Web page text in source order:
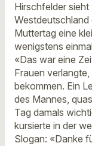
Hirschfelder
Westdeutschland
Muttertag eine
wenigstens
«Das war eine
Frauen
bekommen. Ein
des Mannes,
Tag damals
kursierte in der
Slogan: «Danke